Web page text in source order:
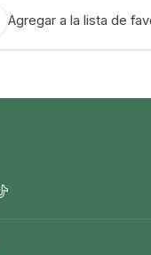
Agregar a la lista de